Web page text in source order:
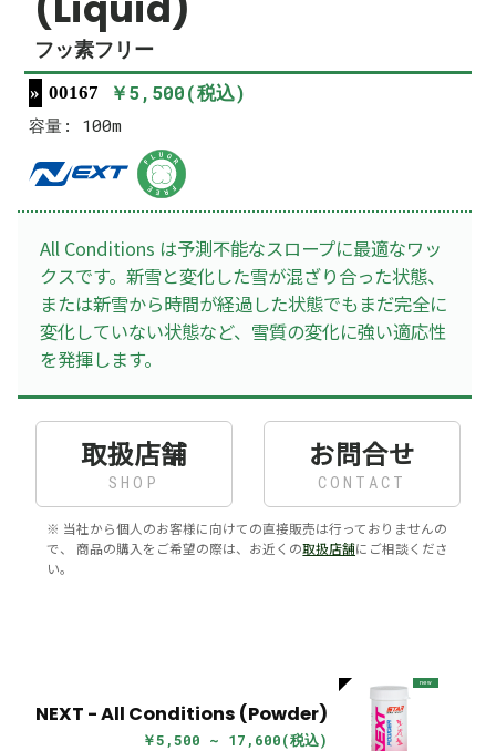
フッ素フリー
00167 ￥5,500(税込)
容量: 100m
All Conditions は予測不能なスロープに最適なワッ
クスです。新雪と変化した雪が混ざり合った状態、
または新雪から時間が経過した状態でもまだ完全に
変化していない状態など、雪質の変化に強い適応性
を発揮します。
取扱店舗
SHOP
お問合せ
CONTACT
※ 当社から個人のお客様に向けての直接販売は行っておりませんの
で、 商品の購入をご希望の際は、お近くの取扱店舗にご相談くださ
い。
NEXT - All Conditions (Powder)
￥5,500 ~ 17,600(税込)
new